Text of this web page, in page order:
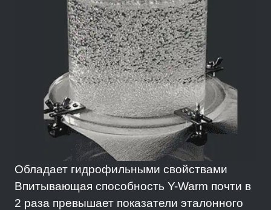
Обладает гидрофильными свойствами
Впитывающая способность Y-Warm почти в
2 раза превышает показатели эталонного